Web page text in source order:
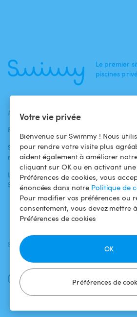
Votre vie privée
Bienvenue sur Swimmy ! Nous
pour rendre votre visite plus
aident également à améliorer
cliquant sur OK ou en activant
Préférences de cookies, vous
énoncées dans notre Politique de
Pour modifier vos préférences ou
consentement, vous devez mettre
Préférences de cookies
Préférences de
OK
Le premier
piscines
ACTUALITÉS
Blog
Swimmy dans les
médias
L'aventure
Swimmy
baigneurs
Pour les
propriétaires
Louer ma piscine
Comment ça
marche ?
SUIVEZ-NOUS
Facebook
Instagram